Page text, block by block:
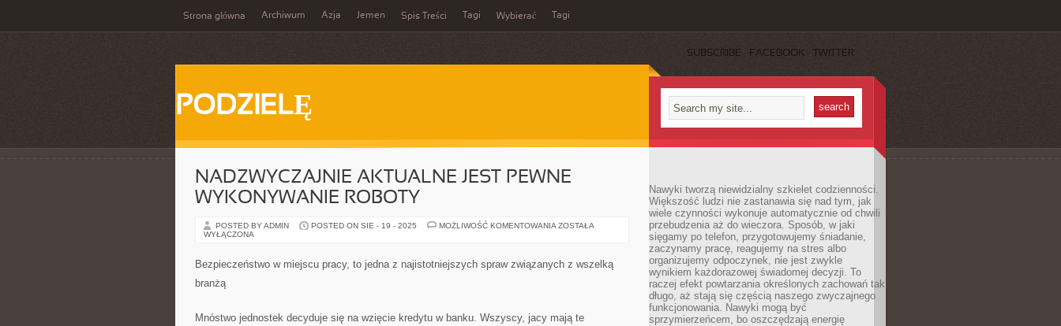
Strona główna Archiwum Azja Jemen Spis Treści Tagi Wybierać Tagi
SUBSCRIBE FACEBOOK TWITTER
PODZIELĘ
NADZWYCZAJNIE AKTUALNE JEST PEWNE
WYKONYWANIE ROBOTY
POSTED BY ADMIN POSTED ON SIE - 19 - 2025 MOŻLIWOŚĆ KOMENTOWANIA NADZWYCZAJNIE
WYKONYWANIE
ROBOTY
ZOSTAŁA
WYŁĄCZONA
Bezpieczeństwo w miejscu pracy, to jedna z najistotniejszych spraw związanych z wszelką
branżą
Mnóstwo jednostek decyduje się na wzięcie kredytu w banku. Wszyscy, jacy mają te
Nawyki tworzą niewidzialny szkielet codzienności.
Większość ludzi nie zastanawia się nad tym, jak
wiele czynności wykonuje automatycznie od chwili
przebudzenia aż do wieczora. Sposób, w jaki
sięgamy po telefon, przygotowujemy śniadanie,
zaczynamy pracę, reagujemy na stres albo
organizujemy odpoczynek, nie jest zwykle
wynikiem każdorazowej świadomej decyzji. To
raczej efekt powtarzania określonych zachowań tak
długo, aż stają się częścią naszego zwyczajnego
funkcjonowania. Nawyki mogą być
sprzymierzeńcem, bo oszczędzają energię